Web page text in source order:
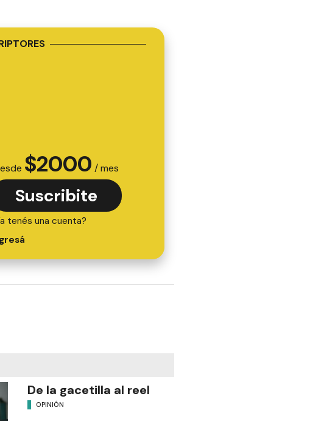
$2000 / mes
Suscribite
tenés una cuenta?
De la gacetilla al reel
OPINIÓN